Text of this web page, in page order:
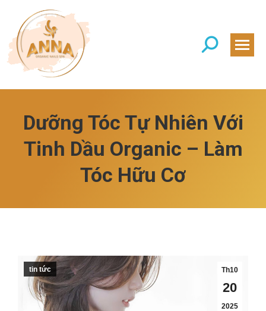
Search:
Dưỡng Tóc Tự Nhiên Với
Tinh Dầu Organic – Làm
Tóc Hữu Cơ
Th10
20
2025
tin tức